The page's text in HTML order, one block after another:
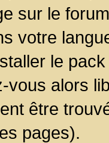
sur le
votre
le
vous alors
être
pages).